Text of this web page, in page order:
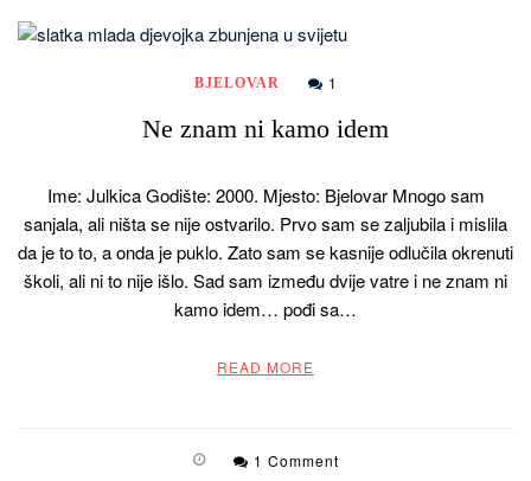
BJELOVAR 1
Ne znam ni kamo idem
Ime: Julkica Godište: 2000. Mjesto: Bjelovar Mnogo sam
sanjala, ali ništa se nije ostvarilo. Prvo sam se zaljubila i mislila
da je to to, a onda je puklo. Zato sam se kasnije odlučila okrenuti
školi, ali ni to nije išlo. Sad sam između dvije vatre i ne znam ni
kamo idem… pođi sa…
READ MORE
1 Comment